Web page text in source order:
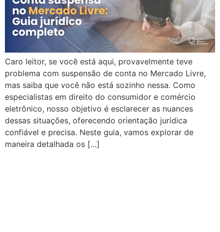
Caro leitor, se você está aqui, provavelmente teve
problema com suspensão de conta no Mercado Livre,
mas saiba que você não está sozinho nessa. Como
especialistas em direito do consumidor e comércio
eletrônico, nosso objetivo é esclarecer as nuances
dessas situações, oferecendo orientação jurídica
confiável e precisa. Neste guia, vamos explorar de
maneira detalhada os […]